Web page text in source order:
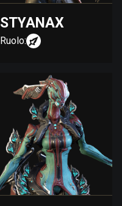
STYANAX
Ruolo: